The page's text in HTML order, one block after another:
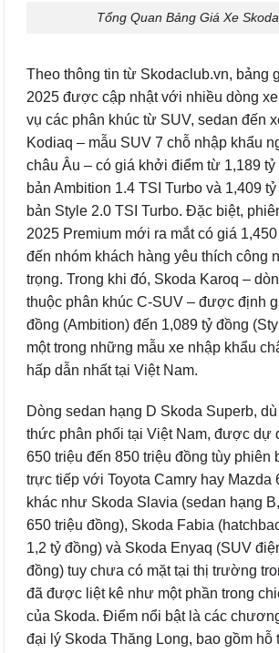
Tổng Quan Bảng Giá Xe
Theo thông tin từ Skodaclub.vn, bảng
2025 được cập nhật với nhiều dòng
vụ các phân khúc từ SUV, sedan đến
Kodiaq – mẫu SUV 7 chỗ nhập khẩu
châu Âu – có giá khởi điểm từ 1,189
bản Ambition 1.4 TSI Turbo và 1,409
bản Style 2.0 TSI Turbo. Đặc biệt,
2025 Premium mới ra mắt có giá
đến nhóm khách hàng yêu thích công
trọng. Trong khi đó, Skoda Karoq –
thuộc phân khúc C-SUV – được định
đồng (Ambition) đến 1,089 tỷ đồng
một trong những mẫu xe nhập khẩu
hấp dẫn nhất tại Việt Nam.
Dòng sedan hạng D Skoda Superb,
thức phân phối tại Việt Nam, được dự
650 triệu đến 850 triệu đồng tùy phiên
trực tiếp với Toyota Camry hay Mazda
khác như Skoda Slavia (sedan hạng
650 triệu đồng), Skoda Fabia
1,2 tỷ đồng) và Skoda Enyaq (SUV
đồng) tuy chưa có mặt tại thị trường
đã được liệt kê như một phần trong
của Skoda. Điểm nổi bật là các
đại lý Skoda Thăng Long, bao gồm hỗ